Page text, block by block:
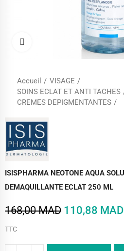
Cliquez pour agrandir
Accueil
VISAGE
SOINS ECLAT ET ANTI TACHES
CREMES DEPIGMENTANTES
ISISPHARMA NEOTONE AQUA
DEMAQUILLANTE ECLAT 250 ML
168,00 MAD 110,88 MAD
TTC